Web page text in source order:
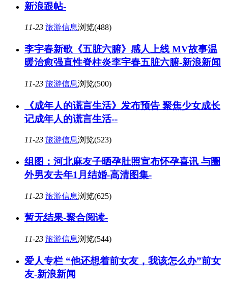
新浪跟帖-
11-23 旅游信息浏览(488)
李宇春新歌《五脏六腑》感人上线 MV故事温
暖治愈强直性脊柱炎李宇春五脏六腑-新浪新闻
11-23 旅游信息浏览(500)
《成年人的谎言生活》发布预告 聚焦少女成长
记成年人的谎言生活--
11-23 旅游信息浏览(523)
组图：河北麻友子晒孕肚照宣布怀孕喜讯 与圈
外男友去年1月结婚-高清图集-
11-23 旅游信息浏览(625)
暂无结果-聚合阅读-
11-23 旅游信息浏览(544)
爱人专栏 “他还想着前女友，我该怎么办”前女
友-新浪新闻